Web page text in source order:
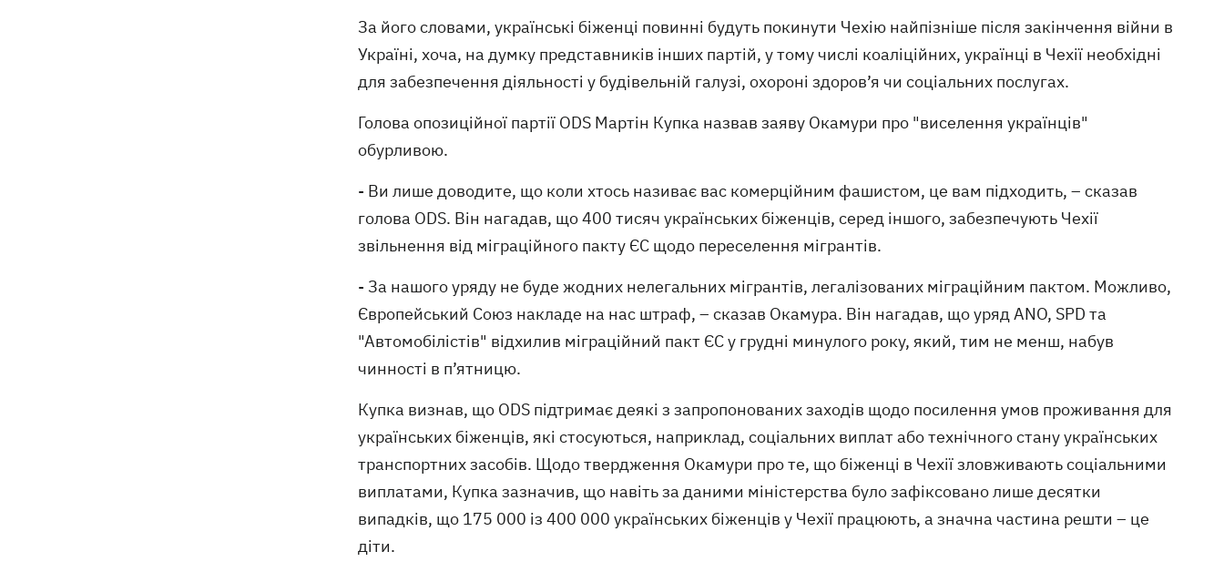
За його словами, українські біженці повинні будуть покинути Чехію найпізніше після закінчення війни в
Україні, хоча, на думку представників інших партій, у тому числі коаліційних, українці в Чехії необхідні
для забезпечення діяльності у будівельній галузі, охороні здоров’я чи соціальних послугах.
Голова опозиційної партії ODS Мартін Купка назвав заяву Окамури про "виселення українців"
обурливою.
- Ви лише доводите, що коли хтось називає вас комерційним фашистом, це вам підходить, – сказав
голова ODS. Він нагадав, що 400 тисяч українських біженців, серед іншого, забезпечують Чехії
звільнення від міграційного пакту ЄС щодо переселення мігрантів.
- За нашого уряду не буде жодних нелегальних мігрантів, легалізованих міграційним пактом. Можливо,
Європейський Союз накладе на нас штраф, – сказав Окамура. Він нагадав, що уряд ANO, SPD та
"Автомобілістів" відхилив міграційний пакт ЄС у грудні минулого року, який, тим не менш, набув
чинності в п’ятницю.
Купка визнав, що ODS підтримає деякі з запропонованих заходів щодо посилення умов проживання для
українських біженців, які стосуються, наприклад, соціальних виплат або технічного стану українських
транспортних засобів. Щодо твердження Окамури про те, що біженці в Чехії зловживають соціальними
виплатами, Купка зазначив, що навіть за даними міністерства було зафіксовано лише десятки
випадків, що 175 000 із 400 000 українських біженців у Чехії працюють, а значна частина решти – це
діти.